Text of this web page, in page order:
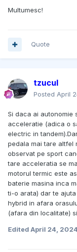
Multumesc!
Quote
tzucul
Posted April
Si daca ai autonomie
acceleratie (adica o
electric in
pedala mai tare altfel
observat pe sport
tare acceleratia se
motorul termic este
baterie masina inca
ti-o arata) dar te
hybrid in afara
(afara din localitate)
Edited April 24, 2024